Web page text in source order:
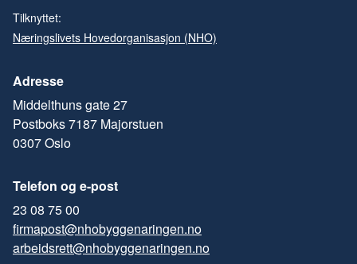
Tilknyttet:
Næringslivets Hovedorganisasjon (NHO)
Adresse
Middelthuns gate 27
Postboks 7187 Majorstuen
0307 Oslo
Telefon og e-post
23 08 75 00
firmapost@nhobyggenaringen.no
arbeidsrett@nhobyggenaringen.no